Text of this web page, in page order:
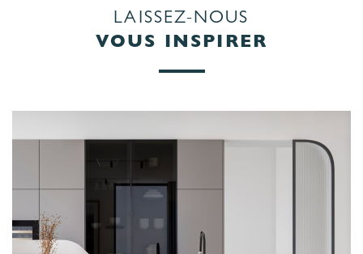
LAISSEZ-NOUS
VOUS INSPIRER